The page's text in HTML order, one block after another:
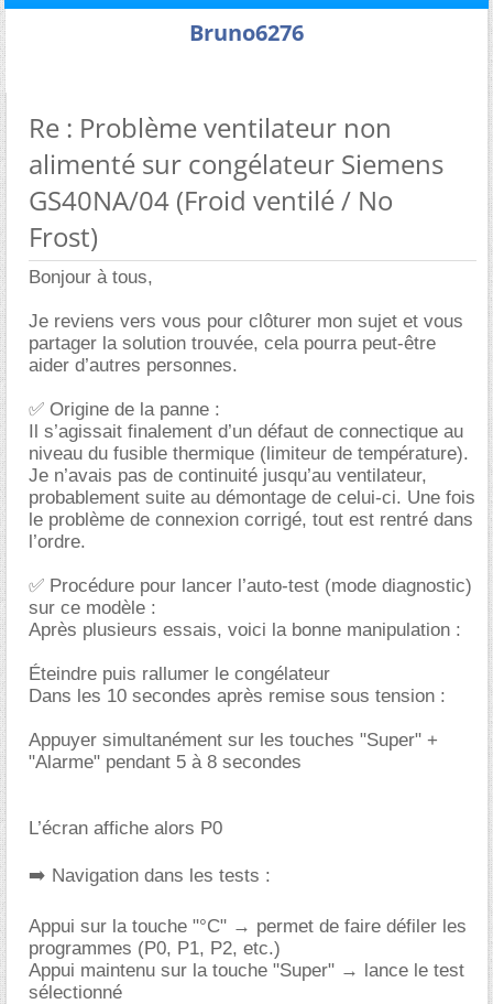
Bruno6276
Re : Problème ventilateur non
alimenté sur congélateur Siemens
GS40NA/04 (Froid ventilé / No
Frost)
Bonjour à tous,
Je reviens vers vous pour clôturer mon sujet et vous
partager la solution trouvée, cela pourra peut-être
aider d’autres personnes.
✅ Origine de la panne :
Il s’agissait finalement d’un défaut de connectique au
niveau du fusible thermique (limiteur de température).
Je n’avais pas de continuité jusqu’au ventilateur,
probablement suite au démontage de celui-ci. Une fois
le problème de connexion corrigé, tout est rentré dans
l’ordre.
✅ Procédure pour lancer l’auto-test (mode diagnostic)
sur ce modèle :
Après plusieurs essais, voici la bonne manipulation :
Éteindre puis rallumer le congélateur
Dans les 10 secondes après remise sous tension :
Appuyer simultanément sur les touches "Super" +
"Alarme" pendant 5 à 8 secondes
L’écran affiche alors P0
➡️ Navigation dans les tests :
Appui sur la touche "°C" → permet de faire défiler les
programmes (P0, P1, P2, etc.)
Appui maintenu sur la touche "Super" → lance le test
sélectionné